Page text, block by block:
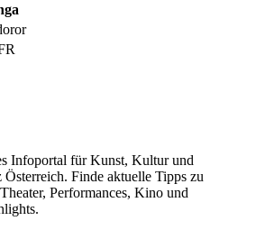
Infoportal für Kunst, Kultur und
Finde aktuelle Tipps zu
Performances, Kino und